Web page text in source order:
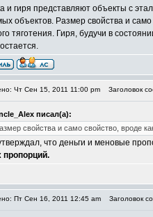
и гиря представляют объекты с
объектов. Размер свойства и
тяготения. Гиря, будучи в
Чт Сен 15, 2011 11:00 pm Заголовок
писал(а):
свойства и само свойство, вроде
что деньги и меновые
Пт Сен 16, 2011 12:45 am Заголовок